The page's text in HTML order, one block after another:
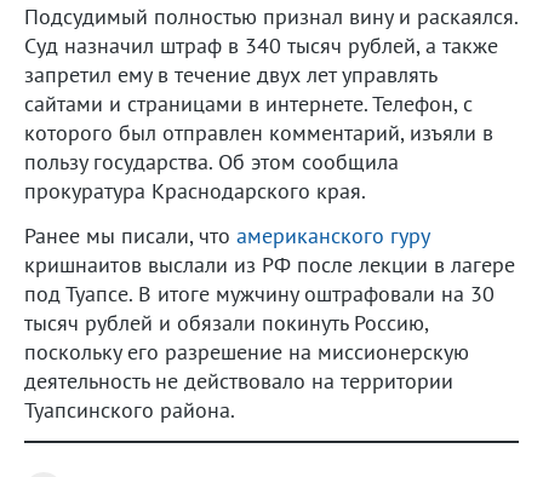
Подсудимый полностью признал вину и раскаялся.
Суд назначил штраф в 340 тысяч рублей, а также
запретил ему в течение двух лет управлять
сайтами и страницами в интернете. Телефон, с
которого был отправлен комментарий, изъяли в
пользу государства. Об этом сообщила
прокуратура Краснодарского края.
Ранее мы писали, что американского гуру
кришнаитов выслали из РФ после лекции в лагере
под Туапсе. В итоге мужчину оштрафовали на 30
тысяч рублей и обязали покинуть Россию,
поскольку его разрешение на миссионерскую
деятельность не действовало на территории
Туапсинского района.